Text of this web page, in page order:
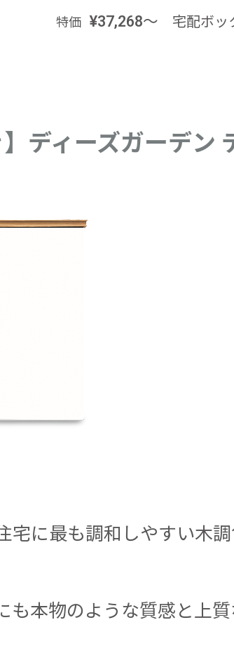
特価 ¥37,268～
宅配ボッ
】ディーズガーデ
宅に最も調和しやすい木
も本物のような質感と上